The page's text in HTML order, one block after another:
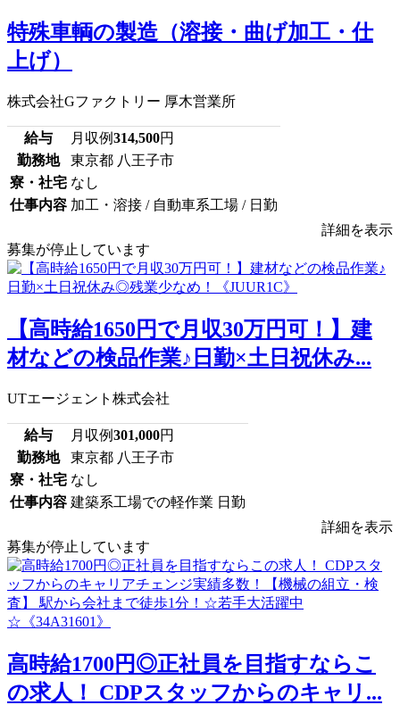
特殊車輌の製造（溶接・曲げ加工・仕
上げ）
株式会社Gファクトリー 厚木営業所
給与 月収例314,500円
勤務地
東京都 八王子市
寮・社宅 なし
仕事内容 加工・溶接 / 自動車系工場 / 日勤
詳細を表示
募集が停止しています
【高時給1650円で月収30万円可！】建
材などの検品作業♪日勤×土日祝休み...
UTエージェント株式会社
給与 月収例301,000円
勤務地
東京都 八王子市
寮・社宅 なし
仕事内容 建築系工場での軽作業 日勤
詳細を表示
募集が停止しています
高時給1700円◎正社員を目指すならこ
の求人！ CDPスタッフからのキャリ...